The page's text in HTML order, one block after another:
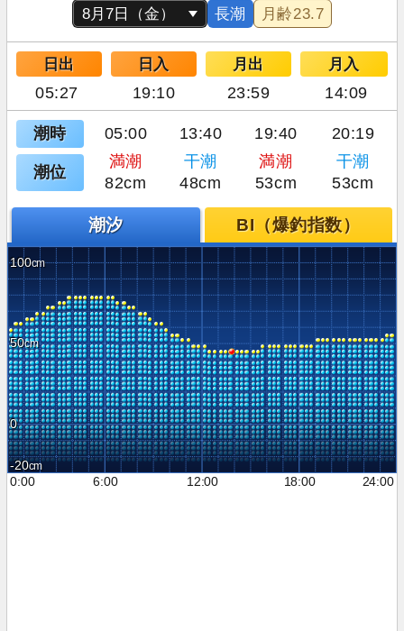
長潮 月齢23.7
日出 日入 月出 月入
05:27 19:10 23:59 14:09
潮時 05:00 13:40 19:40 20:19
潮位
満潮 干潮 満潮
干潮
82cm
48cm 53cm 53cm
潮汐 BI（爆釣指数）
100
50
0
-20
0:00
6:00 12:00 18:00 24:00